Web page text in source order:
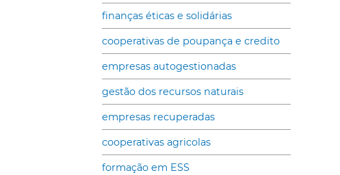
finanças éticas e solidárias
cooperativas de poupança e credito
empresas autogestionadas
gestão dos recursos naturais
empresas recuperadas
cooperativas agricolas
formação em ESS